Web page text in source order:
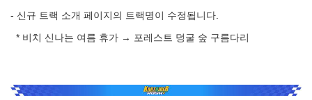
- 신규 트랙 소개 페이지의 트랙명이 수정됩니다.
* 비치 신나는 여름 휴가 → 포레스트 덩굴 숲 구름다리